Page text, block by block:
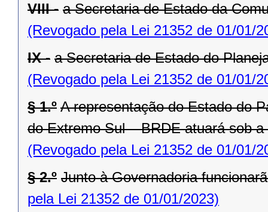
VIII - a Secretaria de Estado da
(Revogado pela Lei 21352 de 01/01/
IX - a Secretaria de Estado do
(Revogado pela Lei 21352 de 01/01/
§ 1.º A representação do Estado do
do Extremo Sul – BRDE atuará sob
(Revogado pela Lei 21352 de 01/01/
§ 2.º Junto à Governadoria
pela Lei 21352 de 01/01/2023)